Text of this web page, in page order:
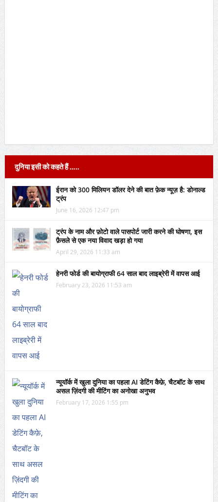
दुनिया इसी को कहते हैं …..
ईरान को 300 मिलियन डॉलर देने की बात फ़ेक न्यूज़ है: डोनाल्ड
ट्रंप
June 16, 2026 12:47 pm
ट्रंप के नाम और फ़ोटो वाले पासपोर्ट जारी करने की घोषणा, इस
फ़ैसले से एक नया विवाद खड़ा हो गया
April 29, 2026 11:33 am
हेनरी फोर्ड की बायोग्राफी 64 साल बाद लाइब्रेरी में वापस आई
February 23, 2026 11:53 am
न्यूयॉर्क में खुला दुनिया का पहला AI डेटिंग कैफ़े, चैटबॉट के साथ
असल ज़िंदगी की मीटिंग का अनोखा अनुभव
February 17, 2026 1:55 pm